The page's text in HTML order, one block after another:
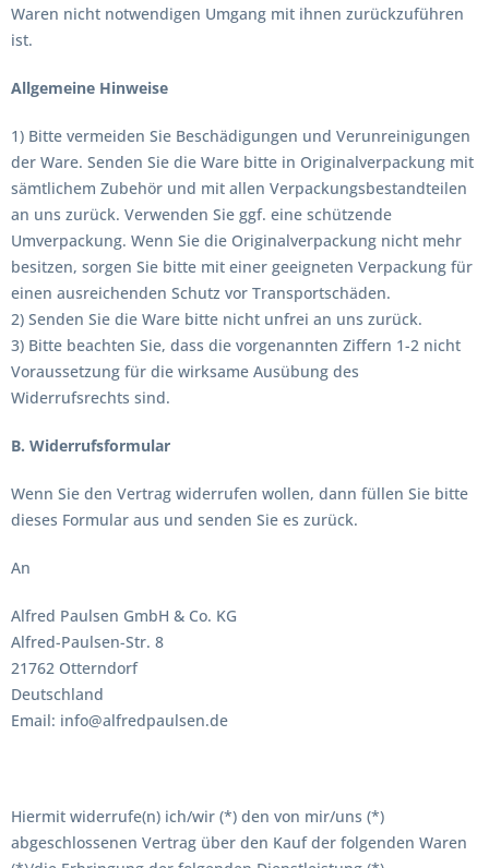
Waren nicht notwendigen Umgang mit ihnen zurückzuführen
ist.
Allgemeine Hinweise
1) Bitte vermeiden Sie Beschädigungen und Verunreinigungen
der Ware. Senden Sie die Ware bitte in Originalverpackung mit
sämtlichem Zubehör und mit allen Verpackungsbestandteilen
an uns zurück. Verwenden Sie ggf. eine schützende
Umverpackung. Wenn Sie die Originalverpackung nicht mehr
besitzen, sorgen Sie bitte mit einer geeigneten Verpackung für
einen ausreichenden Schutz vor Transportschäden.
2) Senden Sie die Ware bitte nicht unfrei an uns zurück.
3) Bitte beachten Sie, dass die vorgenannten Ziffern 1-2 nicht
Voraussetzung für die wirksame Ausübung des
Widerrufsrechts sind.
B. Widerrufsformular
Wenn Sie den Vertrag widerrufen wollen, dann füllen Sie bitte
dieses Formular aus und senden Sie es zurück.
An
Alfred Paulsen GmbH & Co. KG
Alfred-Paulsen-Str. 8
21762 Otterndorf
Deutschland
Email: info@alfredpaulsen.de
Hiermit widerrufe(n) ich/wir (*) den von mir/uns (*)
abgeschlossenen Vertrag über den Kauf der folgenden Waren